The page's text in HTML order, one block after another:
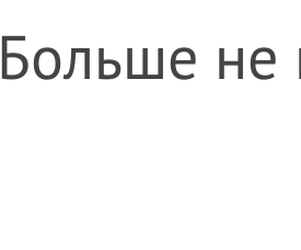
Больше не